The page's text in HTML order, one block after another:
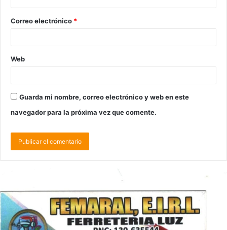
Correo electrónico *
Web
Guarda mi nombre, correo electrónico y web en este
navegador para la próxima vez que comente.